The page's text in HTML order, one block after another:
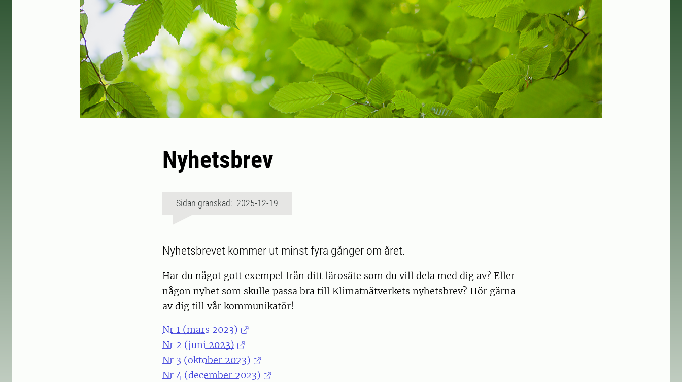
Nyhetsbrev
Sidan granskad: 2025-12-19
Nyhetsbrevet kommer ut minst fyra gånger om året.
Har du något gott exempel från ditt lärosäte som du vill dela med dig av? Eller
någon nyhet som skulle passa bra till Klimatnätverkets nyhetsbrev? Hör gärna
av dig till vår kommunikatör!
Nr 1 (mars 2023)
Nr 2 (juni 2023)
Nr 3 (oktober 2023)
Nr 4 (december 2023)